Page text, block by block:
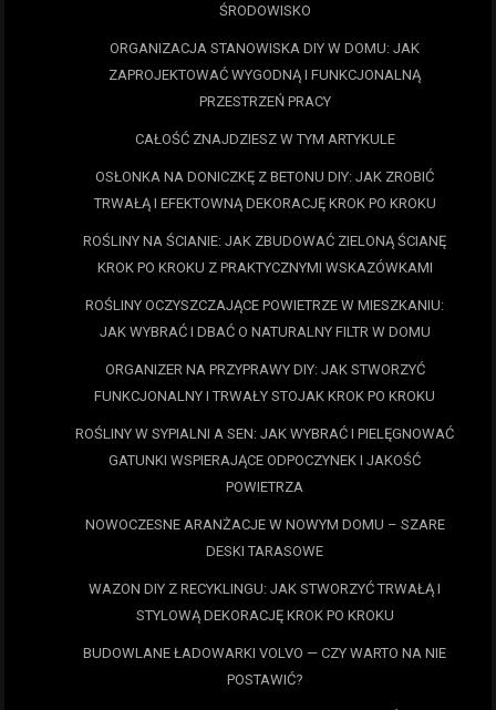
ŚRODOWISKO
ORGANIZACJA STANOWISKA DIY W DOMU: JAK
ZAPROJEKTOWAĆ WYGODNĄ I FUNKCJONALNĄ
PRZESTRZEŃ PRACY
CAŁOŚĆ ZNAJDZIESZ W TYM ARTYKULE
OSŁONKA NA DONICZKĘ Z BETONU DIY: JAK ZROBIĆ
TRWAŁĄ I EFEKTOWNĄ DEKORACJĘ KROK PO KROKU
ROŚLINY NA ŚCIANIE: JAK ZBUDOWAĆ ZIELONĄ ŚCIANĘ
KROK PO KROKU Z PRAKTYCZNYMI WSKAZÓWKAMI
ROŚLINY OCZYSZCZAJĄCE POWIETRZE W MIESZKANIU:
JAK WYBRAĆ I DBAĆ O NATURALNY FILTR W DOMU
ORGANIZER NA PRZYPRAWY DIY: JAK STWORZYĆ
FUNKCJONALNY I TRWAŁY STOJAK KROK PO KROKU
ROŚLINY W SYPIALNI A SEN: JAK WYBRAĆ I PIELĘGNOWAĆ
GATUNKI WSPIERAJĄCE ODPOCZYNEK I JAKOŚĆ
POWIETRZA
NOWOCZESNE ARANŻACJE W NOWYM DOMU – SZARE
DESKI TARASOWE
WAZON DIY Z RECYKLINGU: JAK STWORZYĆ TRWAŁĄ I
STYLOWĄ DEKORACJĘ KROK PO KROKU
BUDOWLANE ŁADOWARKI VOLVO — CZY WARTO NA NIE
POSTAWIĆ?